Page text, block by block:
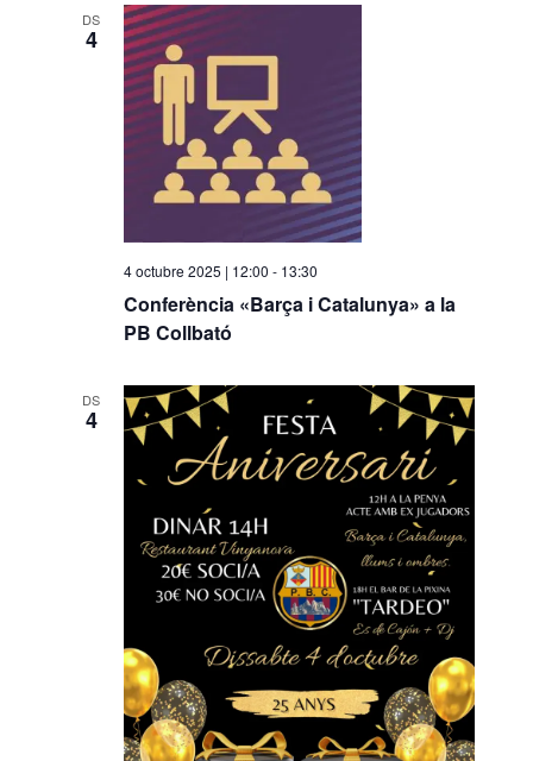
DS
4
Conferència «Barça i Catalunya» a la
PB Collbató
4 octubre 2025 | 12:00 - 13:30
DS
4